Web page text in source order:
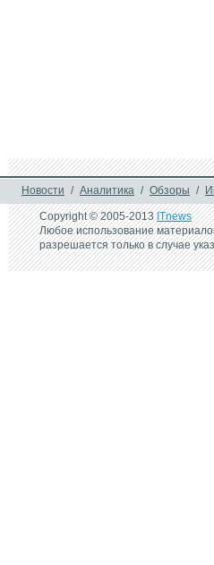
Новости / Аналитика / Обзоры /
Copyright © 2005-2013ITnews
Любое использование
разрешается только в случае